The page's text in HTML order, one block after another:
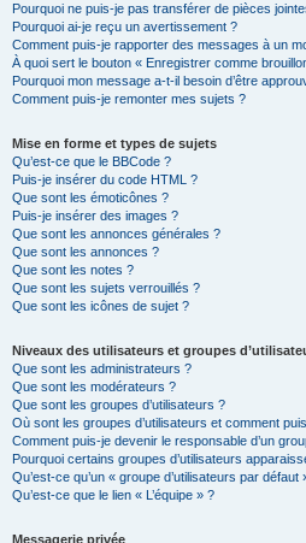
Pourquoi ne puis-je pas transférer de pièces
Pourquoi ai-je reçu un avertissement ?
Comment puis-je rapporter des messages à un
À quoi sert le bouton « Enregistrer comme
Pourquoi mon message a-t-il besoin d’être
Comment puis-je remonter mes sujets ?
Mise en forme et types de sujets
Qu’est-ce que le BBCode ?
Puis-je insérer du code HTML ?
Que sont les émoticônes ?
Puis-je insérer des images ?
Que sont les annonces générales ?
Que sont les annonces ?
Que sont les notes ?
Que sont les sujets verrouillés ?
Que sont les icônes de sujet ?
Niveaux des utilisateurs et groupes
Que sont les administrateurs ?
Que sont les modérateurs ?
Que sont les groupes d’utilisateurs ?
Où sont les groupes d’utilisateurs et comment
Comment puis-je devenir le responsable d’un
Pourquoi certains groupes d’utilisateurs
Qu’est-ce qu’un « groupe d’utilisateurs par défaut
Qu’est-ce que le lien « L’équipe » ?
Messagerie privée